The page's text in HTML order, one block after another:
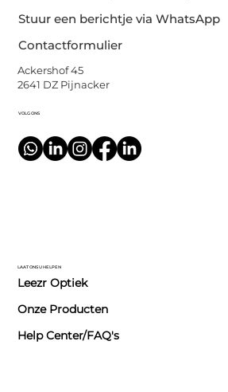
LAAT ONS U HELPEN
Leezr Optiek
Onze Producten
Help Center/FAQ's
Stuur een berichtje via WhatsApp
Contactformulier
Ackershof 45
2641 DZ Pijnacker
VOLG ONS